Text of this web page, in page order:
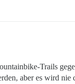
Trails
aber es wird